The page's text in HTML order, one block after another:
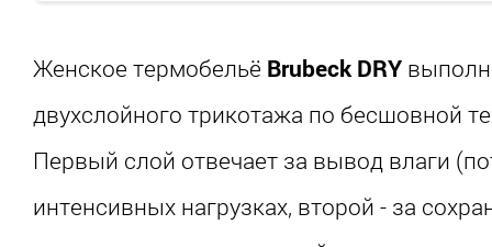
Женское термобельё Brubeck DRY
двухслойного трикотажа по бесшовной
Первый слой отвечает за вывод влаги
интенсивных нагрузках, второй - за